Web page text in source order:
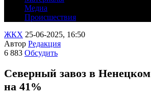
Медиа
Происшествия
ЖКХ 25-06-2025, 16:50
Автор Редакция
6 883 Обсудить
Северный завоз в
на 41%